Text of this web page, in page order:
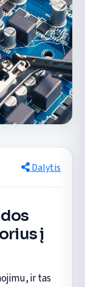
Dalytis
į
ir tas